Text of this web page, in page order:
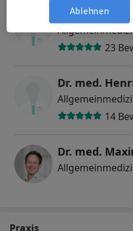
Dr. med.
23
Dr. med.
14
Dr. med.
Praxis
Ablehnen